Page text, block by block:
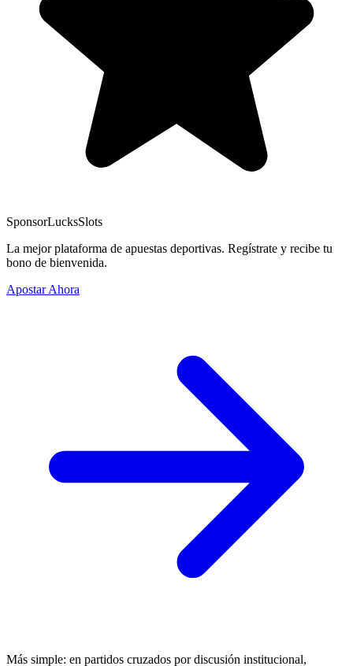
SponsorLucksSlots
La mejor plataforma de apuestas deportivas. Regístrate y recibe tu
bono de bienvenida.
Apostar Ahora
Más simple: en partidos cruzados por discusión institucional,